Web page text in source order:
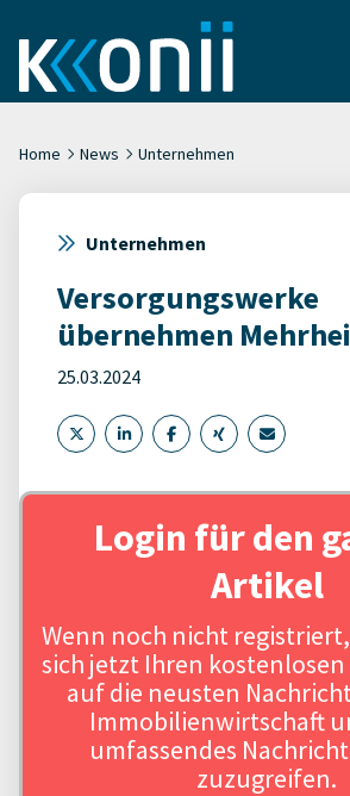
Home News Unternehmen
Unternehmen
Versorgungswerke
übernehmen
25.03.2024
Login für den
Artikel
Wenn noch nicht
sich jetzt Ihren
auf die neusten
Immobilienwirtschaft
umfassendes
zuzugreifen.